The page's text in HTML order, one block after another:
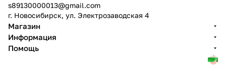
s89130000013@gmail.com
г. Новосибирск, ул. Электрозаводская 4
Магазин
Информация
Помощь